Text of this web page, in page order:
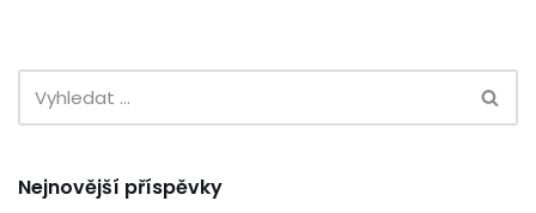
Nejnovější příspěvky